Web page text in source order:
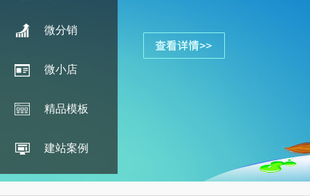
微分销
微小店
精品模板
建站案例